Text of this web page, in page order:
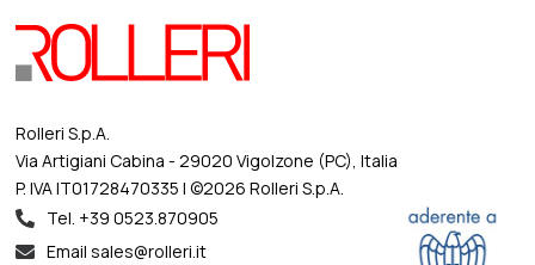
Rolleri S.p.A.
Via Artigiani Cabina - 29020 Vigolzone (PC), Italia
P. IVA IT01728470335 | ©2026 Rolleri S.p.A.
Tel. +39 0523.870905
Email sales@rolleri.it